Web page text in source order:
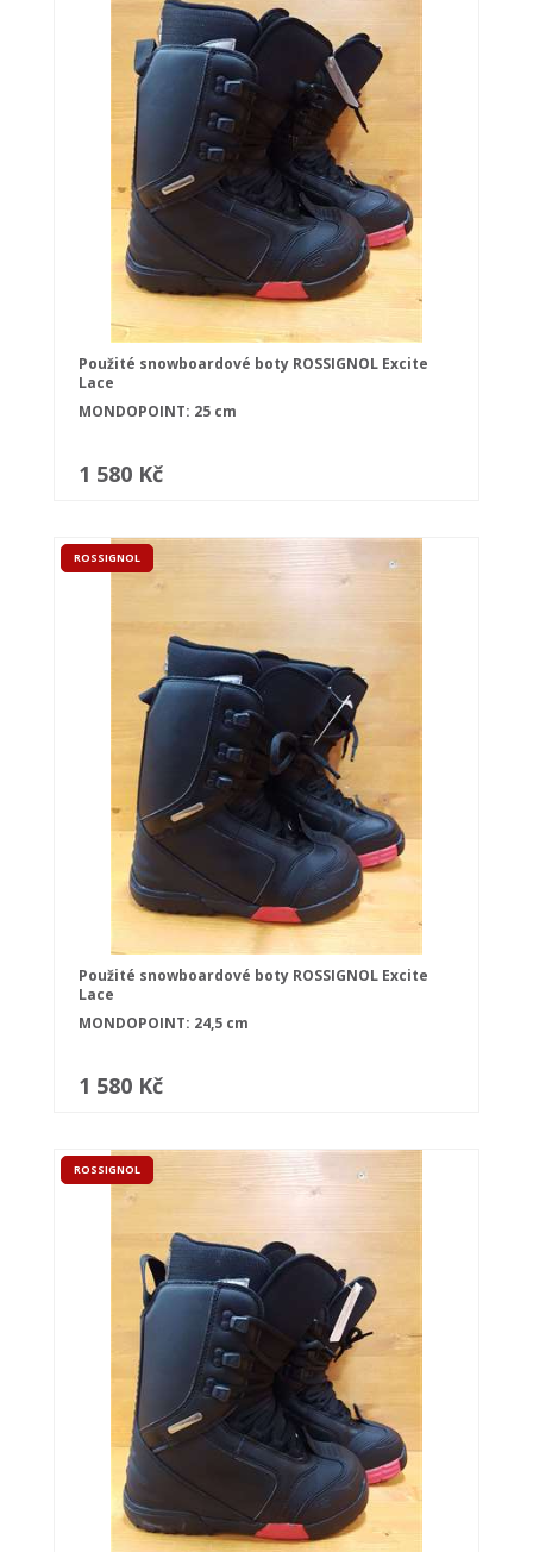
Použité snowboardové boty ROSSIGNOL Excite
Lace
MONDOPOINT: 25 cm
1 580 Kč
ROSSIGNOL
Použité snowboardové boty ROSSIGNOL Excite
Lace
MONDOPOINT: 24,5 cm
1 580 Kč
ROSSIGNOL